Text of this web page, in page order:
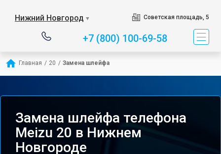
Нижний Новгород ▼ Советская площадь, 5
+7 (800) 100-69-58
Главная / 20 / Замена шлейфа
Замена шлейфа телефона
Meizu 20 в Нижнем
Новгороде